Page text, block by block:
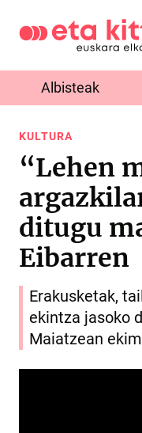
Albisteak
KULTURA
“Lehen
ditugu
Eibarren
Erakusketak,
ekintza jasoko
Maiatzean